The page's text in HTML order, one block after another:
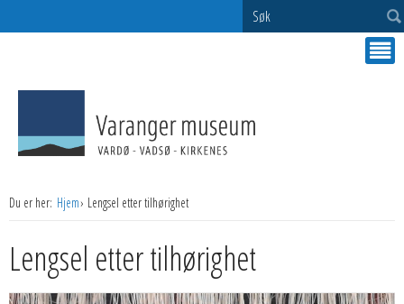
Søk
Du er her: Hjem Lengsel etter tilhørighet
Lengsel etter tilhørighet